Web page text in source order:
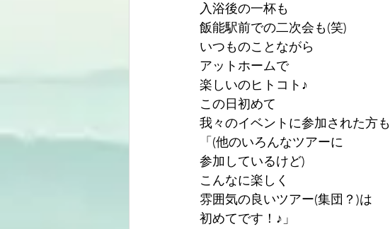
入浴後の一杯も
飯能駅前での二次会も(笑)
いつものことながら
アットホームで
楽しいのヒトコト♪
この日初めて
我々のイベントに参加された方も
「(他のいろんなツアーに
参加しているけど)
こんなに楽しく
雰囲気の良いツアー(集団？)は
初めてです！♪」